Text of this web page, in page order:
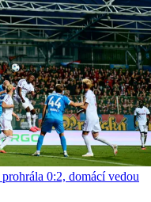
0:2, domácí vedou